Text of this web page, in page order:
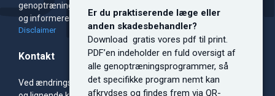
Er du praktiserende læge eller
anden skadesbehandler?
Download gratis vores pdf til print.
PDF’en indeholder en fuld oversigt af
alle genoptræningsprogrammer, så
det specifikke program nemt kan
afkrydses og findes frem via QR-
genoptræningsprogrammer. Siden er dedikeret til at oplyse
og informere både fagfolk og sportsudøvere på alle niveauer.
Disclaimer
Kontakt
Ved ændringsforslag, sponsorsamarbejde, bannerreklamer